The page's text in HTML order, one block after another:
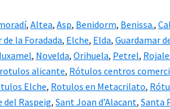
, Altea, Asp, Benidorm, Benissa.,
de la Foradada, Elche, Elda, Guardamar
, Novelda, Orihuela, Petrel,
rotulos alicante, Rótulos centros
Elche, Rotulos en Metacrilato,
del Raspeig, Sant Joan d’Alacant, Santa